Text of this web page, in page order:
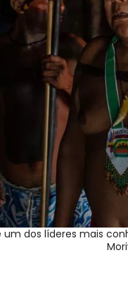
um dos líderes mais